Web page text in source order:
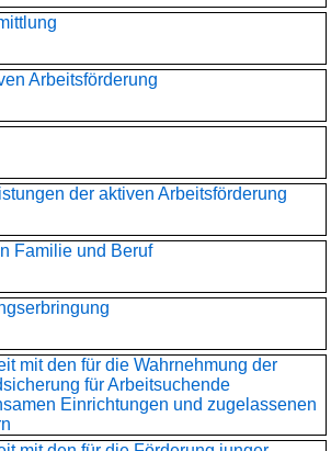
Arbeitsförderung
der aktiven Arbeitsförderung
Familie und Beruf
mit den für die Wahrnehmung der
für Arbeitsuchende
Einrichtungen und zugelassenen